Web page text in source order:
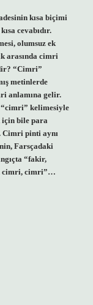
kısa biçimi
cevabıdır.
olumsuz ek
arasında cimri
“Cimri”
metinlerde
anlamına gelir.
kelimesiyle
için bile para
Cimri pinti aynı
Farsçadaki
“fakir,
cimri, cimri”…